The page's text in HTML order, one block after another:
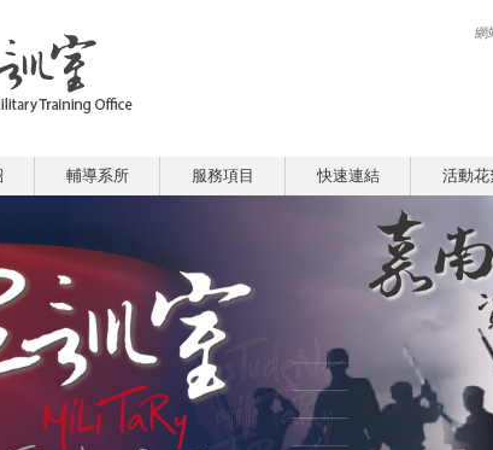
網
輔導系所 服務項目 快速連結 活動花